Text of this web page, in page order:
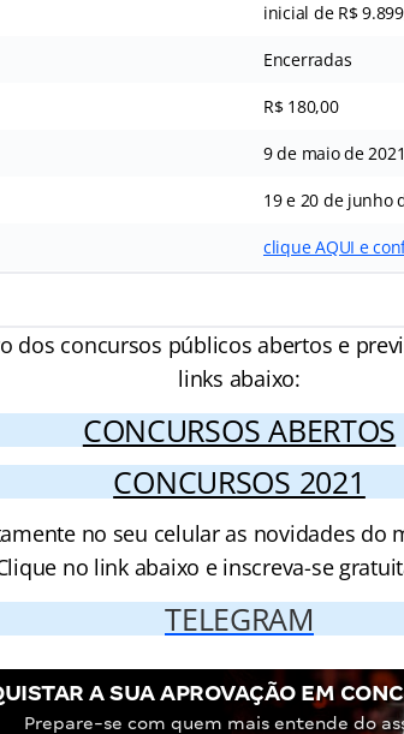
inicial de R$
Encerradas
R$ 180,00
9 de maio de 2021
19 e 20 de junho
clique AQUI e
dos concursos públicos abertos e
links abaixo:
CONCURSOS ABERTOS
CONCURSOS 2021
no seu celular as novidades do
no link abaixo e inscreva-se
TELEGRAM
A SUA APROVAÇÃO EM
Prepare-se com quem mais entende do